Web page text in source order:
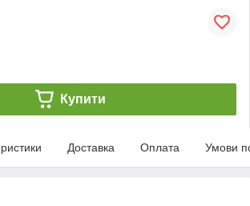
Купити
Доставка Оплата Умови